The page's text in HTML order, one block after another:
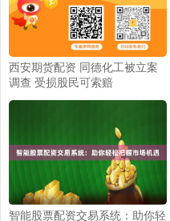
西安期货配资 同德化工被立案
调查 受损股民可索赔
智能股票配资交易系统：助你轻